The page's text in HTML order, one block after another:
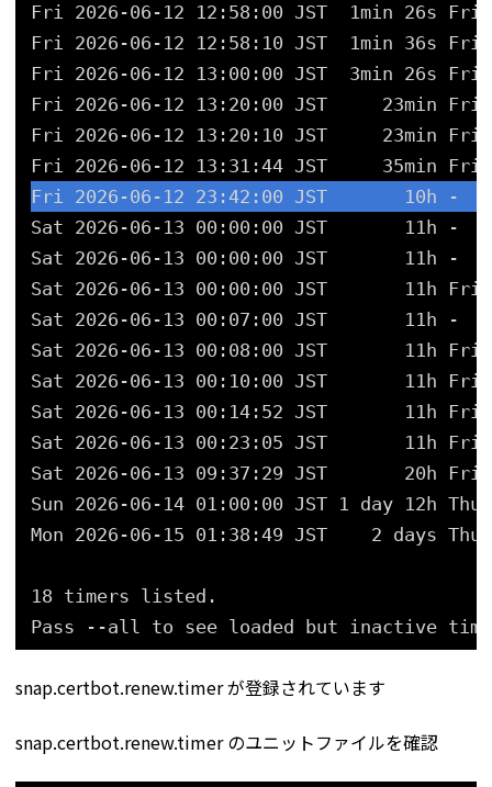
Fri 2026-06-12 12:58:00 JST  1min 26s Fri
Fri 2026-06-12 12:58:10 JST  1min 36s
Fri 2026-06-12 13:00:00 JST  3min 26s
Fri 2026-06-12 13:20:00 JST     23min
Fri 2026-06-12 13:20:10 JST     23min
Fri 2026-06-12 13:31:44 JST     35min Fri
Fri 2026-06-12 23:42:00 JST       10h -
Sat 2026-06-13 00:00:00 JST       11h -
Sat 2026-06-13 00:00:00 JST       11h
Sat 2026-06-13 00:00:00 JST       11h
Sat 2026-06-13 00:07:00 JST       11h -
Sat 2026-06-13 00:08:00 JST       11h
Sat 2026-06-13 00:10:00 JST       11h
Sat 2026-06-13 00:14:52 JST       11h
Sat 2026-06-13 00:23:05 JST       11h
Sat 2026-06-13 09:37:29 JST       20h
Sun 2026-06-14 01:00:00 JST 1 day 12h
Mon 2026-06-15 01:38:49 JST    2 days
18 timers listed.
Pass --all to see loaded but inactive
snap.certbot.renew.timer が登録されています
snap.certbot.renew.timer のユニットファイルを確認